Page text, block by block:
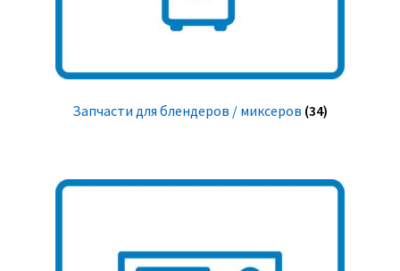
Запчасти для блендеров / миксеров (34)